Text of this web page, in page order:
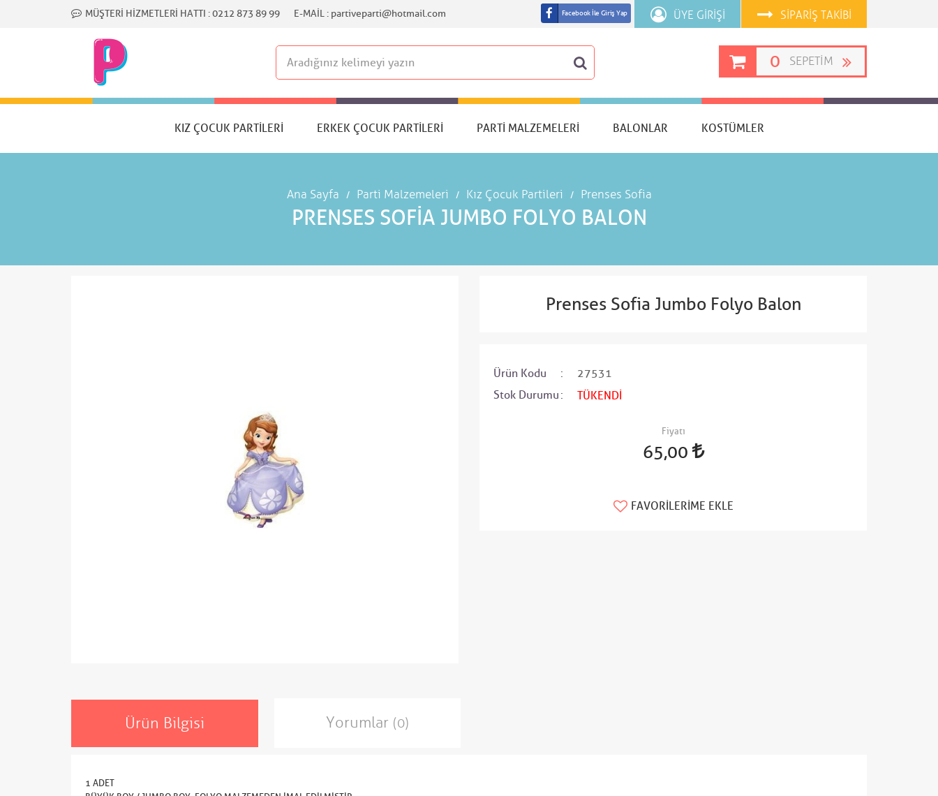
MÜŞTERI HIZMETLERI HATTI :0212 873 89 99 E-MAIL : partiveparti@hotmail.com SIPARIŞ TAKIBI
ÜYE GIRIŞI
Facebook İle Giriş Yap
0 SEPETIM
KIZ ÇOCUK PARTILERI ERKEK ÇOCUK PARTILERI PARTI MALZEMELERI BALONLAR KOSTÜMLER
Ana Sayfa Parti Malzemeleri Kız Çocuk Partileri Prenses Sofia
PRENSES SOFIA JUMBO FOLYO BALON
Prenses Sofia Jumbo Folyo Balon
Ürün Kodu
27531
Stok Durumu
TÜKENDİ
Fiyatı
65,00
FAVORILERIME EKLE
Ürün Bilgisi Yorumlar (0)
1 ADET